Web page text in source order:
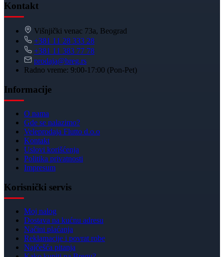
Kontakt
Višnjički venac 73a, Beograd
+381 11 28 333 28
+381 11 383 77 78
prodaja@breg.rs
Radno vreme: 9:00-17:00 (Pon-Pet)
Informacije
O nama
Gde se nalazimo?
Veleprodaja Flutto d.o.o
Kontakt
Uslovi korišćenja
Politika privatnosti
Impresum
Korisnički servis
Moj nalog
Dostava na kućnu adresu
Načini plaćanja
Reklamacije i povrat robe
Najčešća pitanja